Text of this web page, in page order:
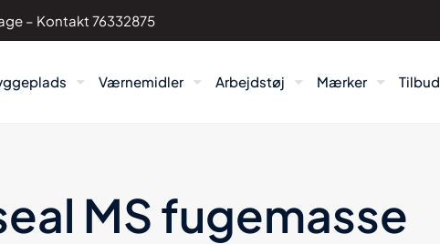
– Kontakt 76332875
Værnemidler Arbejdstøj Mærker Tilbud
MS fugemasse